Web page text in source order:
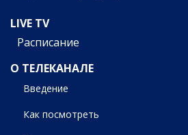
LIVE TV
Расписание
О ТЕЛЕКАНАЛЕ
Введение
Как посмотреть